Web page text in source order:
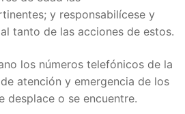
y responsabilícese y
tanto de las acciones de estos.
los números telefónicos de la
atención y emergencia de los
desplace o se encuentre.